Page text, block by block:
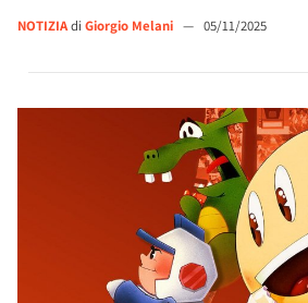
NOTIZIAdi Giorgio Melani — 05/11/2025